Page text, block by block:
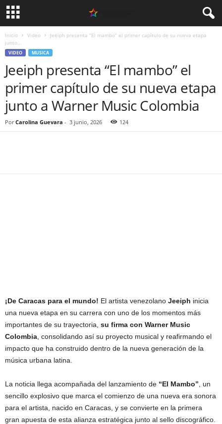
Inicio Video
Jeeiph presenta “El mambo” el primer capítulo de su nueva etapa
junto...
VIDEO MUSICA
Jeeiph presenta “El mambo” el
primer capítulo de su nueva etapa
junto a Warner Music Colombia
Por Carolina Guevara - 3 junio, 2026 124
¡De Caracas para el mundo! El artista venezolano Jeeiph inicia
una nueva etapa en su carrera con uno de los momentos más
importantes de su trayectoria, su firma con Warner Music
Colombia , consolidando así su proyecto musical y reafirmando el
impacto que ha construido dentro de la nueva generación de la
música urbana latina.
La noticia llega acompañada del lanzamiento de “El Mambo” , un
sencillo explosivo que marca el comienzo de una nueva era sonora
para el artista, nacido en Caracas, y se convierte en la primera
gran apuesta de esta alianza estratégica junto al sello discográfico.